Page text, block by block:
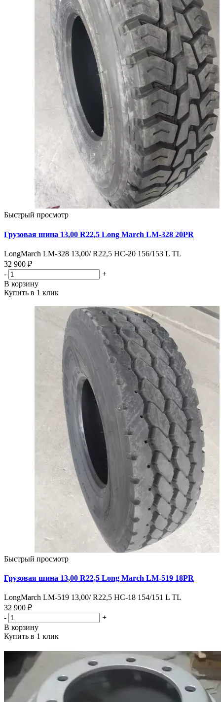
Быстрый просмотр
Грузовая шина 13,00 R22,5 Long March LM-328 20PR
LongMarch LM-328 13,00/ R22,5 HC-20 156/153 L TL
32 900 ₽
-
+
В корзину
Купить в 1 клик
Быстрый просмотр
Грузовая шина 13,00 R22,5 Long March LM-519 18PR
LongMarch LM-519 13,00/ R22,5 HC-18 154/151 L TL
32 900 ₽
-
+
В корзину
Купить в 1 клик